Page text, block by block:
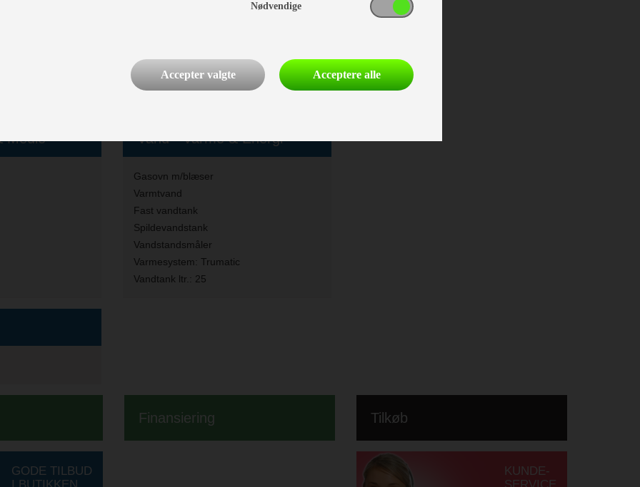
Køleskab
Køleskabsstørrelse: 133 l.
Medie Vand - Varme & Energi
Gasovn m/blæser
Varmtvand
Fast vandtank
Spildevandstank
Vandstandsmåler
Varmesystem: Trumatic
Vandtank ltr.: 25
Finansiering Tilkøb
GODE TILBUD
KUNDE-
Nødvendige
Accepter valgte Acceptere alle